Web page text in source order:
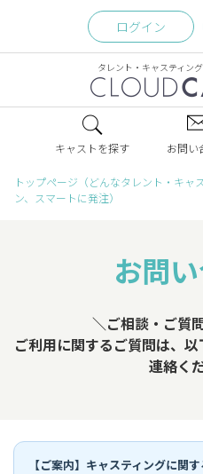
ログイン
タレント・キャスティン
キャストを探す お問い
トップページ（どんなタレント・キャ
ン、スマートに発注）
お問
＼ご相談・ご質
ご利用に関するご質問は、
連絡く
【ご案内】キャスティングに関